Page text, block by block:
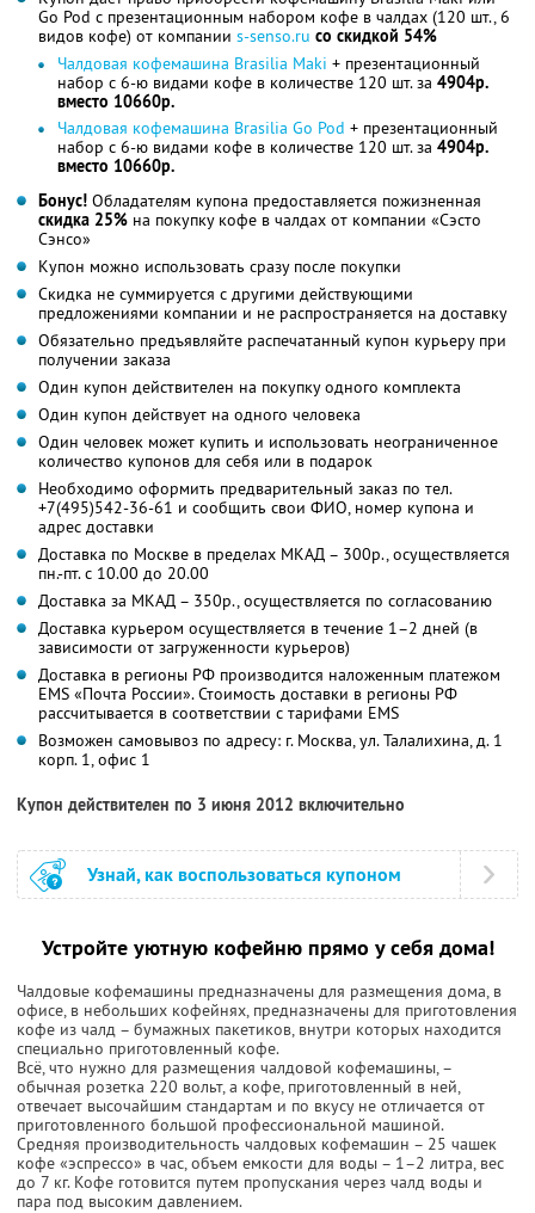
Go Pod с презентационным набором кофе в чалдах (120 шт., 6
видов кофе) от компании s-senso.ru со скидкой 54%
Чалдовая кофемашина Brasilia Maki + презентационный
набор с 6-ю видами кофе в количестве 120 шт. за 4904р.
вместо 10660р.
Чалдовая кофемашина Brasilia Go Pod + презентационный
набор с 6-ю видами кофе в количестве 120 шт. за 4904р.
вместо 10660р.
Бонус! Обладателям купона предоставляется пожизненная
скидка 25% на покупку кофе в чалдах от компании «Сэсто
Сэнсо»
Купон можно использовать сразу после покупки
Скидка не суммируется с другими действующими
предложениями компании и не распространяется на доставку
Обязательно предъявляйте распечатанный купон курьеру при
получении заказа
Один купон действителен на покупку одного комплекта
Один купон действует на одного человека
Один человек может купить и использовать неограниченное
количество купонов для себя или в подарок
Необходимо оформить предварительный заказ по тел.
+7(495)542-36-61 и сообщить свои ФИО, номер купона и
адрес доставки
Доставка по Москве в пределах МКАД – 300р., осуществляется
пн.-пт. с 10.00 до 20.00
Доставка за МКАД – 350р., осуществляется по согласованию
Доставка курьером осуществляется в течение 1–2 дней (в
зависимости от загруженности курьеров)
Доставка в регионы РФ производится наложенным платежом
EMS «Почта России». Стоимость доставки в регионы РФ
рассчитывается в соответствии с тарифами EMS
Возможен самовывоз по адресу: г. Москва, ул. Талалихина, д. 1
корп. 1, офис 1
Купон действителен по 3 июня 2012 включительно
Узнай, как воспользоваться купоном
Устройте уютную кофейню прямо у себя дома!
Чалдовые кофемашины предназначены для размещения дома, в
офисе, в небольших кофейнях, предназначены для приготовления
кофе из чалд – бумажных пакетиков, внутри которых находится
специально приготовленный кофе.
Всё, что нужно для размещения чалдовой кофемашины, –
обычная розетка 220 вольт, а кофе, приготовленный в ней,
отвечает высочайшим стандартам и по вкусу не отличается от
приготовленного большой профессиональной машиной.
Средняя производительность чалдовых кофемашин – 25 чашек
кофе «эспрессо» в час, объем емкости для воды – 1–2 литра, вес
до 7 кг. Кофе готовится путем пропускания через чалд воды и
пара под высоким давлением.